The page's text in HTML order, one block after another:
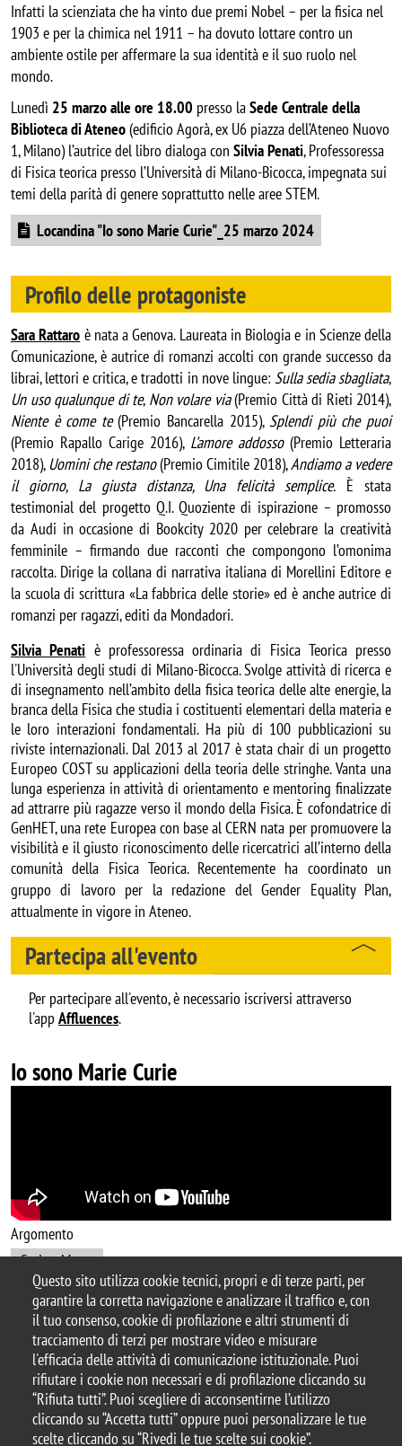
Questo sito utilizza cookie tecnici, propri e di terze parti, per
garantire la corretta navigazione e analizzare il traffico e, con
il tuo consenso, cookie di profilazione e altri strumenti di
tracciamento di terzi per mostrare video e misurare
l'efficacia delle attività di comunicazione istituzionale. Puoi
rifiutare i cookie non necessari e di profilazione cliccando su
“Rifiuta tutti”. Puoi scegliere di acconsentirne l’utilizzo
cliccando su “Accetta tutti” oppure puoi personalizzare le tue
scelte cliccando su “Rivedi le tue scelte sui cookie”.
Infatti la scienziata che ha vinto due premi Nobel – per la fisica nel
1903 e per la chimica nel 1911 – ha dovuto lottare contro un
ambiente ostile per affermare la sua identità e il suo ruolo nel
mondo.
Lunedì 25 marzoalle ore 18.00 presso laSede Centrale della
Biblioteca di Ateneo(edificio Agorà, ex U6 piazza dell’Ateneo Nuovo
1, Milano) l’autrice del libro dialoga con Silvia Penati, Professoressa
di Fisica teorica presso l’Università di Milano-Bicocca, impegnata sui
temi della parità di genere soprattutto nelle aree STEM.
DocumentLocandina "Io sono Marie Curie"_25 marzo 2024
Profilo delle protagoniste
Sara Rattaro è nata a Genova. Laureata in Biologia e in Scienze della
Comunicazione, è autrice di romanzi accolti con grande successo da
librai, lettori e critica, e tradotti in nove lingue: Sulla sedia sbagliata,
Un uso qualunque di te, Non volare via(Premio Città di Rieti 2014),
Niente è come te(Premio Bancarella 2015),Splendi più che puoi
(Premio Rapallo Carige 2016), L’amore addosso(Premio Letteraria
2018), Uomini che restano(Premio Cimitile 2018),Andiamo a vedere
il giorno, La giusta distanza, Una felicità semplice. È stata
testimonial del progetto Q.I. Quoziente di ispirazione – promosso
da Audi in occasione di Bookcity 2020 per celebrare la creatività
femminile – firmando due racconti che compongono l’omonima
raccolta. Dirige la collana di narrativa italiana di Morellini Editore e
la scuola di scrittura «La fabbrica delle storie» ed è anche autrice di
romanzi per ragazzi, editi da Mondadori.
Silvia Penati è professoressa ordinaria di Fisica Teorica presso
l'Università degli studi di Milano-Bicocca. Svolge attività di ricerca e
di insegnamento nell’ambito della fisica teorica delle alte energie, la
branca della Fisica che studia i costituenti elementari della materia e
le loro interazioni fondamentali. Ha più di 100 pubblicazioni su
riviste internazionali. Dal 2013 al 2017 è stata chair di un progetto
Europeo COST su applicazioni della teoria delle stringhe. Vanta una
lunga esperienza in attività di orientamento e mentoring finalizzate
ad attrarre più ragazze verso il mondo della Fisica. È cofondatrice di
GenHET, una rete Europea con base al CERN nata per promuovere la
visibilità e il giusto riconoscimento delle ricercatrici all’interno della
comunità della Fisica Teorica. Recentemente ha coordinato un
gruppo di lavoro per la redazione del Gender Equality Plan,
attualmente in vigore in Ateneo.
Partecipa all'evento
Per partecipare all'evento, è necessario iscriversi attraverso
l'appAffluences.
Io sono Marie Curie
Argomento
CuriosaMente
© 2025 Biblioteca di Ateneo – Università degli
Studi di Milano-Bicocca
Piazza dell'Ateneo Nuovo, 1 - 20126, Milano
Casella PEC:ateneo.bicocca@pec.unimib.it
P.I. 12621570154 | biblioteca@unimib.it